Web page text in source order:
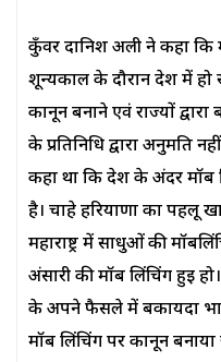
कुँवर दानिश अली ने कहा
शून्यकाल के दौरान देश में हो
कानून बनाने एवं राज्यों
के प्रतिनिधि द्वारा अनुमति
कहा था कि देश के अंदर मॉब
है। चाहे हरियाणा का पहलू
महाराष्ट्र में साधुओं की
अंसारी की मॉब लिंचिंग हुई
के अपने फैसले में बकायदा
मॉब लिंचिंग पर कानून